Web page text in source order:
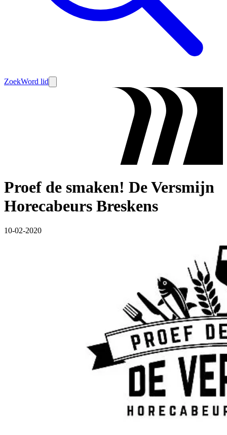
ZoekWord lid
Proef de smaken! De Versmijn
Horecabeurs Breskens
10-02-2020